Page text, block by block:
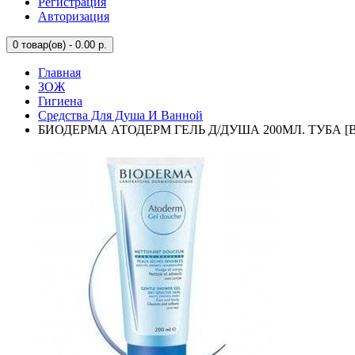
Авторизация
0 товар(ов) - 0.00 р.
Главная
ЗОЖ
Гигиена
Средства Для Душа И Ванной
БИОДЕРМА АТОДЕРМ ГЕЛЬ Д/ДУША 200МЛ. ТУБА